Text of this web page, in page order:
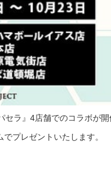
セラ』4店舗でのコラボが
プレゼントいたします。